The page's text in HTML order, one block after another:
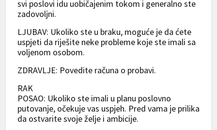
svi poslovi idu uobičajenim tokom i generalno ste
zadovoljni.
LJUBAV: Ukoliko ste u braku, moguće je da ćete
uspjeti da riješite neke probleme koje ste imali sa
voljenom osobom.
ZDRAVLJE: Povedite računa o probavi.
RAK
POSAO: Ukoliko ste imali u planu poslovno
putovanje, očekuje vas uspjeh. Pred vama je prilika
da ostvarite svoje želje i ambicije.